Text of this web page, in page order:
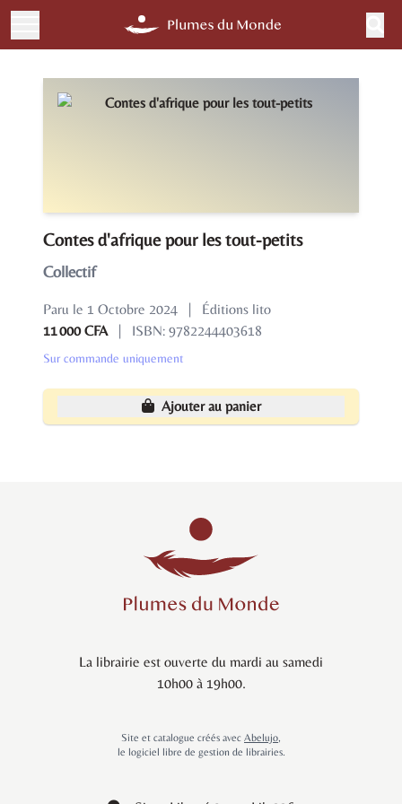
Contes d'afrique pour les tout-petits
Collectif
Paru le 1 Octobre 2024 |
Éditions lito
11 000 CFA
| ISBN: 9782244403618
Sur commande uniquement
Ajouter au panier
La librairie est ouverte du mardi au samedi
10h00 à 19h00.
Site et catalogue créés avec Abelujo,
le logiciel libre de gestion de librairies.